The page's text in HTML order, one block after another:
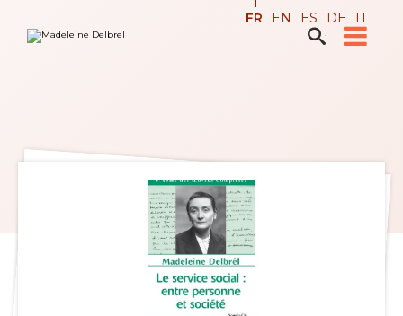
contenu.

Recherche avancée…
FR EN ES DE IT